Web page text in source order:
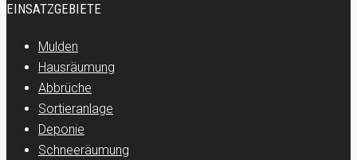
EINSATZGEBIETE
Mulden
Hausräumung
Abbrüche
Sortieranlage
Deponie
Schneeräumung